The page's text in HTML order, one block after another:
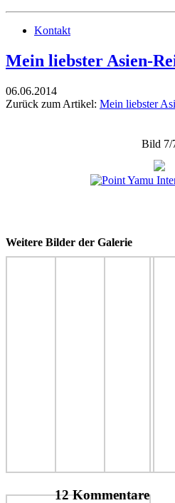
Kontakt
Mein liebster Asien-
06.06.2014
Zurück zum Artikel: Mein liebster
Bild 7/
Weitere Bilder der Galerie
12 Kommentare